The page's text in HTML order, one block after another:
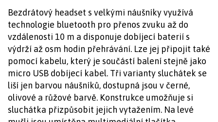
Bezdrátový headset s velkými náušníky využívá
technologie bluetooth pro přenos zvuku až do
vzdálenosti 10 m a disponuje dobíjecí baterií s
výdrží až osm hodin přehrávání. Lze jej připojit také
pomocí kabelu, který je součástí balení stejně jako
micro USB dobíjecí kabel. Tři varianty sluchátek se
liší jen barvou náušníků, dostupná jsou v černé,
olivové a růžové barvě. Konstrukce umožňuje si
sluchátka přizpůsobit jejich vytažením. Na levé